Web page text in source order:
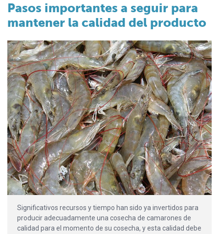
Pasos importantes a seguir para
mantener la calidad del producto
Significativos recursos y tiempo han sido ya invertidos para
producir adecuadamente una cosecha de camarones de
calidad para el momento de su cosecha, y esta calidad debe